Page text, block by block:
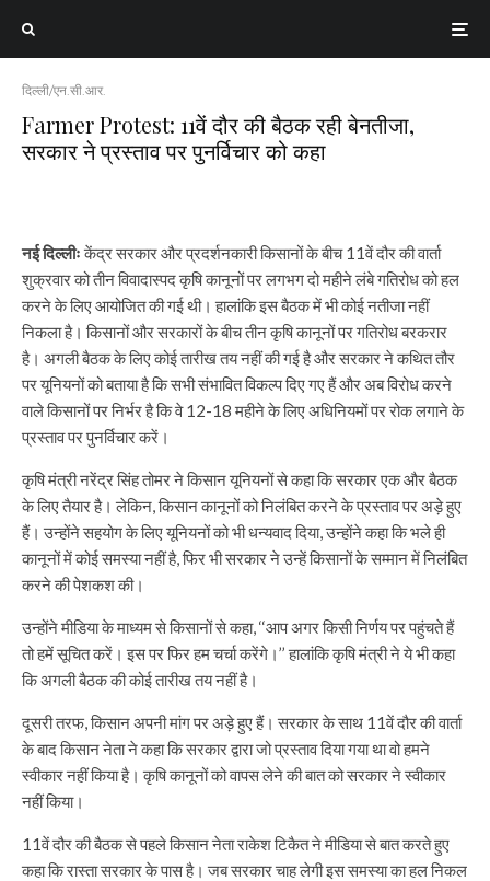
दिल्ली/एन.सी.आर.
Farmer Protest: 11वें दौर की बैठक रही बेनतीजा,
सरकार ने प्रस्ताव पर पुनर्विचार को कहा
नई दिल्लीःकेंद्र सरकार और प्रदर्शनकारी किसानों के बीच 11वें दौर की वार्ता
शुक्रवार को तीन विवादास्पद कृषि कानूनों पर लगभग दो महीने लंबे गतिरोध को हल
करने के लिए आयोजित की गई थी। हालांकि इस बैठक में भी कोई नतीजा नहीं
निकला है। किसानों और सरकारों के बीच तीन कृषि कानूनों पर गतिरोध बरकरार
है। अगली बैठक के लिए कोई तारीख तय नहीं की गई है और सरकार ने कथित तौर
पर यूनियनों को बताया है कि सभी संभावित विकल्प दिए गए हैं और अब विरोध करने
वाले किसानों पर निर्भर है कि वे 12-18 महीने के लिए अधिनियमों पर रोक लगाने के
प्रस्ताव पर पुनर्विचार करें।
कृषि मंत्री नरेंद्र सिंह तोमर ने किसान यूनियनों से कहा कि सरकार एक और बैठक
के लिए तैयार है। लेकिन, किसान कानूनों को निलंबित करने के प्रस्ताव पर अड़े हुए
हैं। उन्होंने सहयोग के लिए यूनियनों को भी धन्यवाद दिया, उन्होंने कहा कि भले ही
कानूनों में कोई समस्या नहीं है, फिर भी सरकार ने उन्हें किसानों के सम्मान में निलंबित
करने की पेशकश की।
उन्होंने मीडिया के माध्यम से किसानों से कहा, ‘‘आप अगर किसी निर्णय पर पहुंचते हैं
तो हमें सूचित करें। इस पर फिर हम चर्चा करेंगे।’’ हालांकि कृषि मंत्री ने ये भी कहा
कि अगली बैठक की कोई तारीख तय नहीं है।
दूसरी तरफ, किसान अपनी मांग पर अड़े हुए हैं। सरकार के साथ 11वें दौर की वार्ता
के बाद किसान नेता ने कहा कि सरकार द्वारा जो प्रस्ताव दिया गया था वो हमने
स्वीकार नहीं किया है। कृषि कानूनों को वापस लेने की बात को सरकार ने स्वीकार
नहीं किया।
11वें दौर की बैठक से पहले किसान नेता राकेश टिकैत ने मीडिया से बात करते हुए
कहा कि रास्ता सरकार के पास है। जब सरकार चाह लेगी इस समस्या का हल निकल